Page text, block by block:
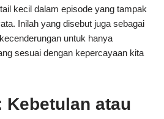
kecil dalam episode yang tampak
Inilah yang disebut juga sebagai
untuk hanya
sesuai dengan kepercayaan kita
Kebetulan atau